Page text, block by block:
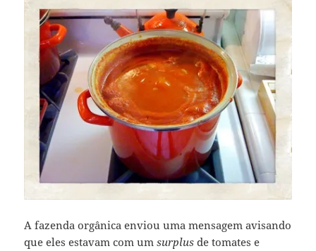
A fazenda orgânica enviou uma mensagem avisando
que eles estavam com umsurplus de tomates e